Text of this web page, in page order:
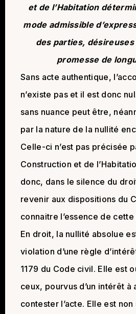
et de l’Habitation
mode admissible
des parties,
promesse de
Sans acte authentique,
n’existe pas et il est donc
sans nuance peut être,
par la nature de la nullité
Celle-ci n’est pas précisée
Construction et de
donc, dans le silence du
revenir aux dispositions du
connaitre l’essence de
En droit, la nullité absolue
violation d’une règle
1179 du Code civil. Elle est
ceux, pourvus d’un intérêt à
contester l’acte. Elle est